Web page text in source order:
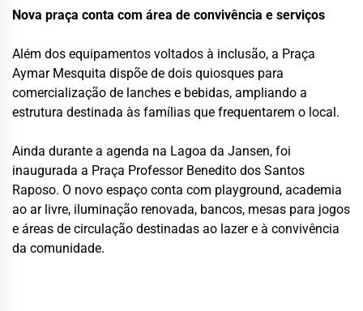
Nova praça conta com área de convivência e serviços
Além dos equipamentos voltados à inclusão, a Praça
Aymar Mesquita dispõe de dois quiosques para
comercialização de lanches e bebidas, ampliando a
estrutura destinada às famílias que frequentarem o local.
Ainda durante a agenda na Lagoa da Jansen, foi
inaugurada a Praça Professor Benedito dos Santos
Raposo. O novo espaço conta com playground, academia
ao ar livre, iluminação renovada, bancos, mesas para jogos
e áreas de circulação destinadas ao lazer e à convivência
da comunidade.